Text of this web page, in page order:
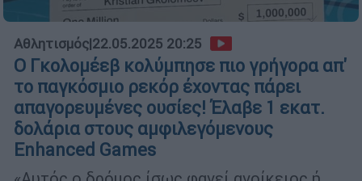
Αθλητισμός|22.05.2025 20:25
Ο Γκολομέεβ κολύμπησε πιο γρήγορα απ'
το παγκόσμιο ρεκόρ έχοντας πάρει
απαγορευμένες ουσίες! Έλαβε 1 εκατ.
δολάρια στους αμφιλεγόμενους
Enhanced Games